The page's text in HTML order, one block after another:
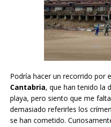
Podría hacer un recorrido por
Cantabria, que han tenido la
playa, pero siento que me
demasiado referirles los
se han cometido.